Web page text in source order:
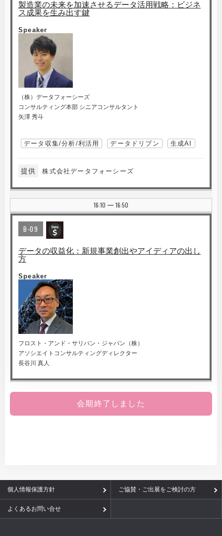
製造業の未来を加速させるデータ活用戦略：ビジネ
ス成果を生み出す鍵
Speaker
（株）データフォーシーズ
コンサルティング本部 シニアコンサルタント
矢澤 秀斗
データ収集/分析/利活用 データドリブン 生成AI
提供 株式会社データフォーシーズ
16:10 | 16:50
B-09
データの収益化：新規事業創出やアイディアの出し
方
Speaker
フロスト・アンド・サリバン・ジャパン（株）
アソシエイトコンサルティングディレクター
長谷川 真人
会期終了しました
個人情報保護方針 ご協賛・ご出展をご検討の方
よくあるお問い合せ